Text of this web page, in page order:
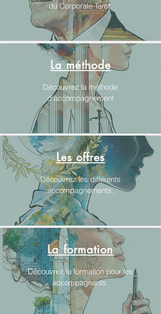
du Corporate Tarot.
La méthode
Découvrez la méthode
d'accompagnement
Les offres
Découvrez les différents
accompagnements.
La formation
Découvrez la formation pour les
accompagnants.